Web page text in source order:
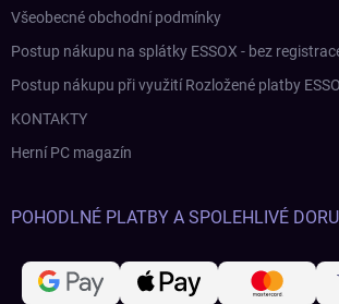
Všeobecné obchodní podmínky
Postup nákupu na splátky ESSOX - bez
Postup nákupu při využití Rozložené platby
KONTAKTY
Herní PC magazín
POHODLNÉ PLATBY A SPOLEHLIVÉ